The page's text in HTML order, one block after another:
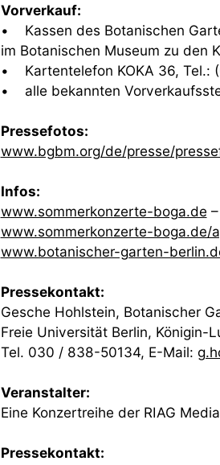
Vorverkauf:
• Kassen des Botanischen
im Botanischen Museum zu den
• Kartentelefon KOKA 36, Tel.:
• alle bekannten
Pressefotos:
www.bgbm.org/de/presse/
Infos:
www.sommerkonzerte-boga.de
www.sommerkonzerte-boga.de/
www.botanischer-garten-
Pressekontakt:
Gesche Hohlstein, Botanischer
Freie Universität Berlin, Königin-
Tel. 030 / 838-50134, E-Mail:
Veranstalter:
Eine Konzertreihe der RIAG
Pressekontakt: